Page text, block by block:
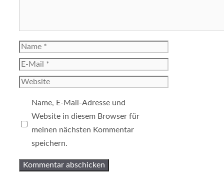
Name
E-
Mail
Website
Name, E-Mail-Adresse und
Website in diesem Browser für
meinen nächsten Kommentar
speichern.